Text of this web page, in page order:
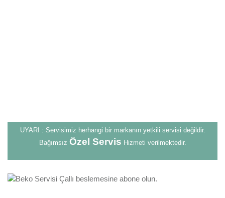
UYARI : Servisimiz herhangi bir markanın yetkili servisi değildir.
Bağımsız Özel Servis Hizmeti verilmektedir.